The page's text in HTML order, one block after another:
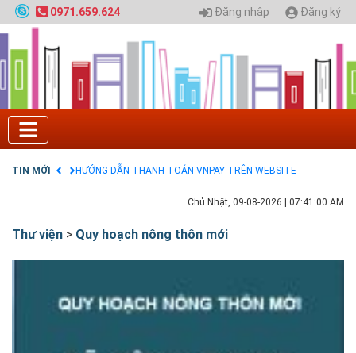
0971.659.624 Đăng nhập Đăng ký
TIN MỚI
Nội
GIAO LƯU TRỰC TUYẾN - TƯ VẤN TUYỂN SINH ĐẠI
SỐ 02
Nạp EP vào tài khoản bằng thẻ cào điện thoại
Tuyển sinh 2025, Khoa kỹ thuật hạ tầng và môi
trường đô thị - Đại học Kiến trúc Hà Nội
Tuyển sinh 2024, Khoa kỹ thuật hạ tầng và môi
Chủ Nhật, 09-08-2026
07:41:01 AM
Thư viện > Quy hoạch nông thôn mới